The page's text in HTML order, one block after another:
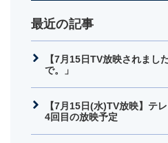
最近の記事
【7月15日TV放映されまし
で。」
【7月15日(水)TV放映】テ
4回目の放映予定